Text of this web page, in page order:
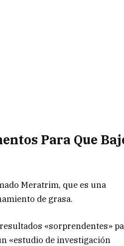
Para Que
Meratrim, que es una
de grasa.
«sorprendentes»
«estudio de investigación